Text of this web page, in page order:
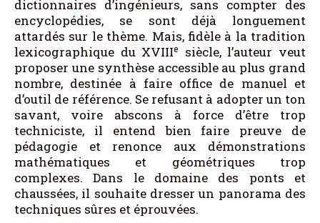
dictionnaires d’ingénieurs, sans compter des
encyclopédies, se sont déjà longuement
attardés sur le thème. Mais, fidèle à la tradition
lexicographique du XVIIIe
siècle, l’auteur veut
proposer une synthèse accessible au plus grand
nombre, destinée à faire office de manuel et
d’outil de référence. Se refusant à adopter un ton
savant, voire abscons à force d’être trop
techniciste, il entend bien faire preuve de
pédagogie et renonce aux démonstrations
mathématiques et géométriques trop
complexes. Dans le domaine des ponts et
chaussées, il souhaite dresser un panorama des
techniques sûres et éprouvées.